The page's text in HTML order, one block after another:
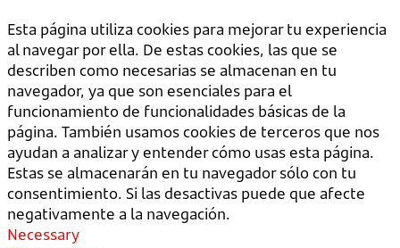
Esta página utiliza cookies para mejorar tu experiencia
al navegar por ella. De estas cookies, las que se
describen como necesarias se almacenan en tu
navegador, ya que son esenciales para el
funcionamiento de funcionalidades básicas de la
página. También usamos cookies de terceros que nos
ayudan a analizar y entender cómo usas esta página.
Estas se almacenarán en tu navegador sólo con tu
consentimiento. Si las desactivas puede que afecte
negativamente a la navegación.
Necessary